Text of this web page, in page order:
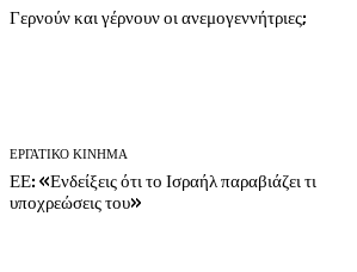
Γερνούν και γέρνουν οι ανεμογεννήτριες;
ΕΡΓΑΤΙΚΟ ΚΙΝΗΜΑ
ΕΕ: «Ενδείξεις ότι το Ισραήλ παραβιάζει τι
υποχρεώσεις του»